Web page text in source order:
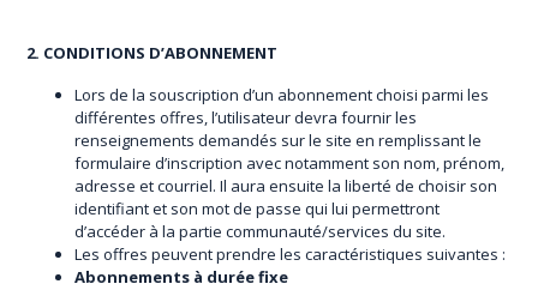
2. CONDITIONS D’ABONNEMENT
Lors de la souscription d’un abonnement choisi parmi les
différentes offres, l’utilisateur devra fournir les
renseignements demandés sur le site en remplissant le
formulaire d’inscription avec notamment son nom, prénom,
adresse et courriel. Il aura ensuite la liberté de choisir son
identifiant et son mot de passe qui lui permettront
d’accéder à la partie communauté/services du site.
Les offres peuvent prendre les caractéristiques suivantes :
Abonnements à durée fixe